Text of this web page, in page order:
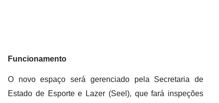
Funcionamento
O novo espaço será gerenciado pela Secretaria de
Estado de Esporte e Lazer (Seel), que fará inspeções